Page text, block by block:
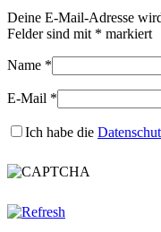
Deine E-Mail-Adresse
Felder sind mit * markiert
Name *
E-Mail *
Ich habe die